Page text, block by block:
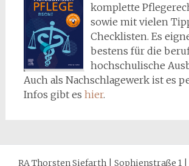
komplette
sowie mit vielen
Checklisten. Es
bestens für die
hochschulische
Auch als Nachschlagewerk ist es
Infos gibt es hier.
RA Thorsten Siefarth | Sophienstraße 1 |